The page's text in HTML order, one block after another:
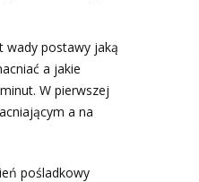
wady postawy jaką
a jakie
W pierwszej
a na
pośladkowy